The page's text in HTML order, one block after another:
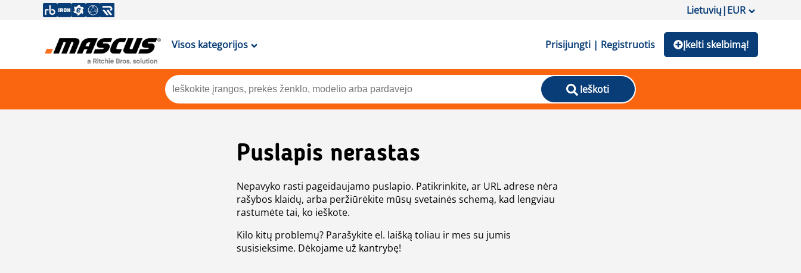
Lietuvių|EUR
Visos kategorijos Prisijungti | Registruotis Įkelti skelbimą!
Ieškoti
Puslapis nerastas
Nepavyko rasti pageidaujamo puslapio. Patikrinkite, ar URL adrese nėra
rašybos klaidų, arba peržiūrėkite mūsų svetainės schemą, kad lengviau
rastumėte tai, ko ieškote.
Kilo kitų problemų? Parašykite el. laišką toliau ir mes su jumis
susisieksime. Dėkojame už kantrybę!